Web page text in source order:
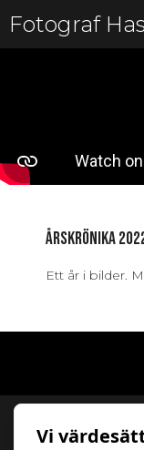
Fotograf
Årskrönika
Ett år i bilder.
Vi